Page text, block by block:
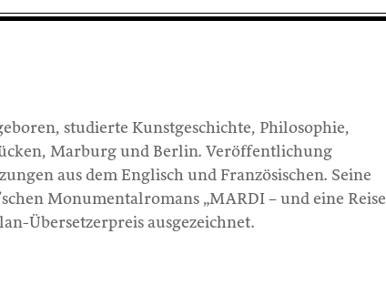
studierte Kunstgeschichte, Philosophie,
Marburg und Berlin. Veröffentlichung
aus dem Englisch und Französischen. Seine
Monumentalromans „MARDI – und eine Reise
Übersetzerpreis ausgezeichnet.